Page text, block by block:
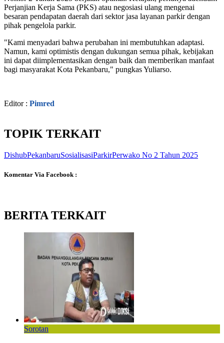
Perjanjian Kerja Sama (PKS) atau negosiasi ulang mengenai
besaran pendapatan daerah dari sektor jasa layanan parkir dengan
pihak pengelola parkir.
"Kami menyadari bahwa perubahan ini membutuhkan adaptasi.
Namun, kami optimistis dengan dukungan semua pihak, kebijakan
ini dapat diimplementasikan dengan baik dan memberikan manfaat
bagi masyarakat Kota Pekanbaru," pungkas Yuliarso.
Editor : Pimred
TOPIK TERKAIT
DishubPekanbaruSosialisasiParkirPerwako No 2 Tahun 2025
Komentar Via Facebook :
BERITA TERKAIT
Sorotan